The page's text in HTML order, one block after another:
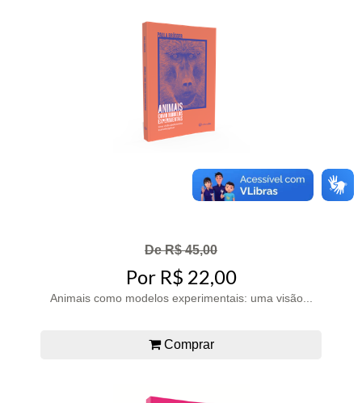
De R$ 45,00
Por R$ 22,00
Animais como modelos experimentais: uma visão...
Comprar